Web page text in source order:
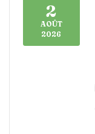
2
AOÛT
2026